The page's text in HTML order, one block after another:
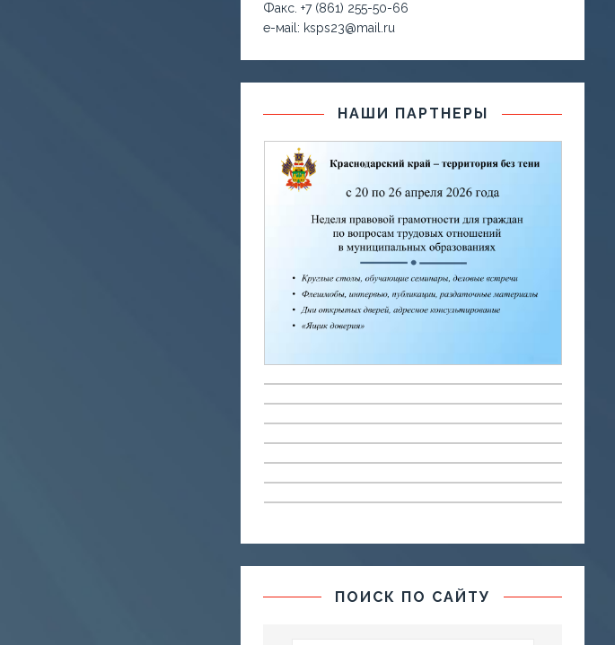
Факс. +7 (861) 255-50-66
е-маil: ksps23@mail.ru
НАШИ ПАРТНЕРЫ
ПОИСК ПО САЙТУ